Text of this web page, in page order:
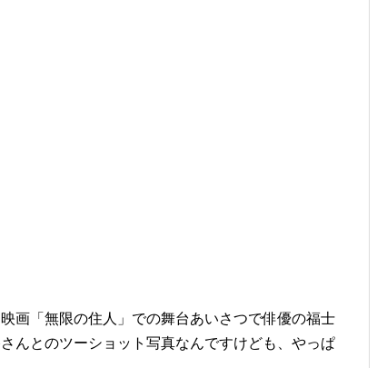
画「無限の住人」での舞台あいさつで俳優の福士
んとのツーショット写真なんですけども、やっぱ